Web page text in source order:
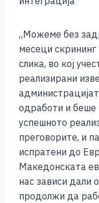
o
k
er
„Можеме без
месеци
слика, во кој
реализирани
одработи и беше
успешното
преговорите, и
испратени до
Македонската
нас зависи дали
продолжи да